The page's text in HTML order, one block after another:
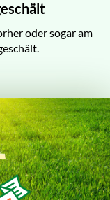
oder sogar am